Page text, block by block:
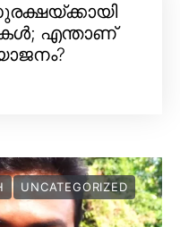
എന്താണ്
UNCATEGORIZED